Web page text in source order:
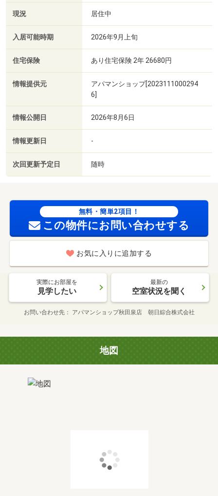
現況 居住中
入居可能時期 2026年9月上旬
住宅保険 あり住宅保険 2年 26680円
情報提供元
アパマンショップ[2023111000294
6]
情報公開日 2026年8月6日
情報更新日 -
次回更新予定日 随時
無料・簡単2項目！
この物件にお問い合わせする
お気に入りに追加する
実際にお部屋を
見学したい
最新の
空室状況を聞く
お問い合わせ先 アパマンショップ秋田泉店 朝日綜合株式会社
地図